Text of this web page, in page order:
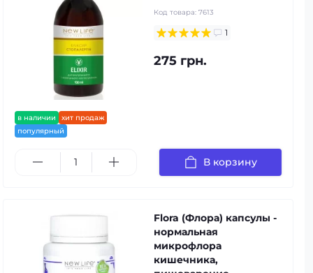
в наличии
хит продаж
популярный
Код товара: 7613
1
275 грн.
В корзину
Flora (Флора) капсулы -
нормальная
микрофлора
кишечника,